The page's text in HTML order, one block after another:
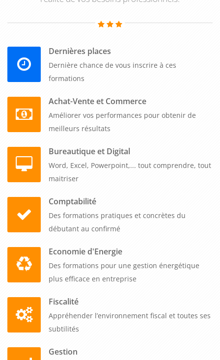
Dernières places
Dernière chance de vous inscrire à ces
formations
Achat-Vente et Commerce
Améliorer vos performances pour obtenir de
meilleurs résultats
Bureautique et Digital
Word, Excel, Powerpoint,... tout comprendre, tout
maitriser
Comptabilité
Des formations pratiques et concrètes du
débutant au confirmé
Economie d'Energie
Des formations pour une gestion énergétique
plus efficace en entreprise
Fiscalité
Appréhender l’environnement fiscal et toutes ses
subtilités
Gestion